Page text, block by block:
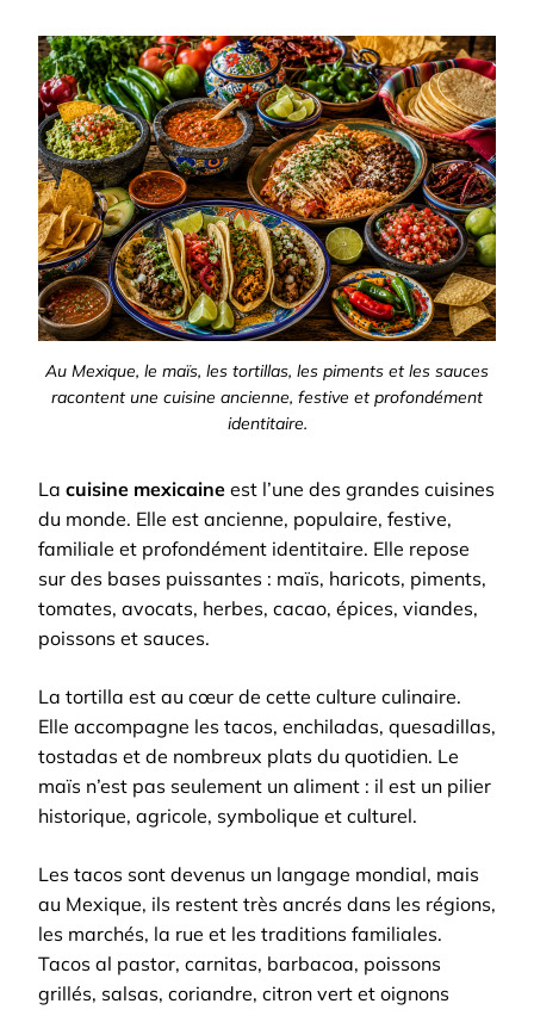
Au Mexique, le maïs, les tortillas, les piments et les sauces
racontent une cuisine ancienne, festive et profondément
identitaire.
La cuisine mexicaine est l’une des grandes cuisines
du monde. Elle est ancienne, populaire, festive,
familiale et profondément identitaire. Elle repose
sur des bases puissantes : maïs, haricots, piments,
tomates, avocats, herbes, cacao, épices, viandes,
poissons et sauces.
La tortilla est au cœur de cette culture culinaire.
Elle accompagne les tacos, enchiladas, quesadillas,
tostadas et de nombreux plats du quotidien. Le
maïs n’est pas seulement un aliment : il est un pilier
historique, agricole, symbolique et culturel.
Les tacos sont devenus un langage mondial, mais
au Mexique, ils restent très ancrés dans les régions,
les marchés, la rue et les traditions familiales.
Tacos al pastor, carnitas, barbacoa, poissons
grillés, salsas, coriandre, citron vert et oignons